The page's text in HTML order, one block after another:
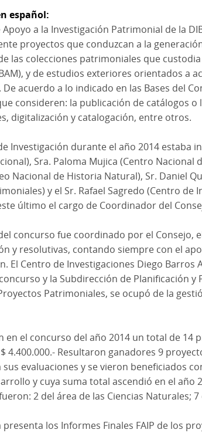
español
Apoyo a la Investigación Patrimonial de la
proyectos que conduzcan a la
las colecciones patrimoniales que
y de estudios exteriores orientados a
acuerdo a lo indicado en las Bases del
consideren: la publicación de catálogos
digitalización y catalogación, entre otros.
Investigación durante el año 2014 estaba
Sra. Paloma Mujica (Centro Nacional
Nacional de Historia Natural), Sr. Daniel
y el Sr. Rafael Sagredo (Centro de
último el cargo de Coordinador del
concurso fue coordinado por el Consejo,
y resolutivas, contando siempre con el
El Centro de Investigaciones Diego Barros
y la Subdirección de Planificación y
Patrimoniales, se ocupó de la
en el concurso del año 2014 un total de 14
4.400.000.- Resultaron ganadores 9
evaluaciones y se vieron beneficiados
y cuya suma total ascendió en el año
2 del área de las Ciencias Naturales; 7
presenta los Informes Finales FAIP de los